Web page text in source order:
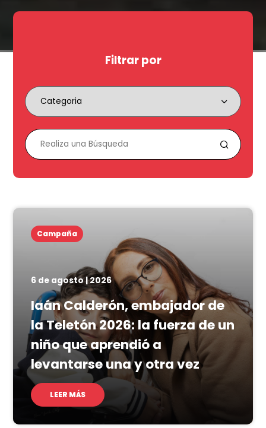
Filtrar por
Campaña
6 de agosto | 2026
Iaán Calderón, embajador de
la Teletón 2026: la fuerza de un
niño que aprendió a
levantarse una y otra vez
LEER MÁS